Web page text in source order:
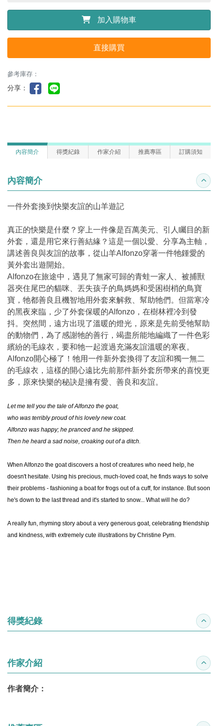
加入購物車
直接購買
參考庫存：
分享：
內容簡介 得獎紀錄 作家介紹 推薦專區 訂購須知
內容簡介 收合
一件外套換到快樂友誼的山羊遊記
真正的快樂是什麼？穿上一件像是百萬美元、引人矚目的新
外套，還是用它來行善結緣？這是一個以愛、分享為主軸，
講述善良與友誼的故事，從山羊Alfonzo穿著一件牠鍾愛的
黃外套出遊開始。
Alfonzo在旅途中，遇見了無家可歸的青蛙一家人、被捕獸
器夾住尾巴的貓咪、丟失孩子的鳥媽媽和受困樹梢的鳥寶
寶，牠都善良且機智地用外套來解救、幫助牠們。但當寒冷
的黑夜來臨，少了外套保暖的Alfonzo，在樹林裡冷到發
抖。突然間，遠方出現了溫暖的燈光，原來是先前受牠幫助
的動物們，為了感謝牠的善行，竭盡所能地編織了一件色彩
繽紛的毛線衣，要和牠一起渡過充滿友誼溫暖的寒夜。
Alfonzo開心極了！牠用一件新外套換得了友誼和獨一無二
的毛線衣，這樣的開心遠比先前那件新外套所帶來的喜悅更
多，原來快樂的秘訣是擁有愛、善良和友誼。
Let me tell you the tale of Alfonzo the goat,
who was terribly proud of his lovely new coat.
Alfonzo was happy; he pranced and he skipped.
Then he heard a sad noise, croaking out of a ditch.
When Alfonzo the goat discovers a host of creatures who need help, he
doesn't hesitate. Using his precious, much-loved coat, he finds ways to solve
their problems - fashioning a boat for frogs out of a cuff, for instance. But soon
he's down to the last thread and it's started to snow... What will he do?
A really fun, rhyming story about a very generous goat, celebrating friendship
and kindness, with extremely cute illustrations by Christine Pym.
得獎紀錄 收合
作家介紹 收合
作者簡介：